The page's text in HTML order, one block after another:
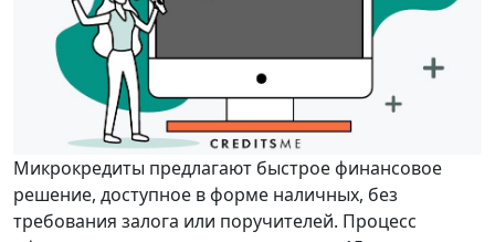
Микрокредиты предлагают быстрое финансовое
решение, доступное в форме наличных, без
требования залога или поручителей. Процесс